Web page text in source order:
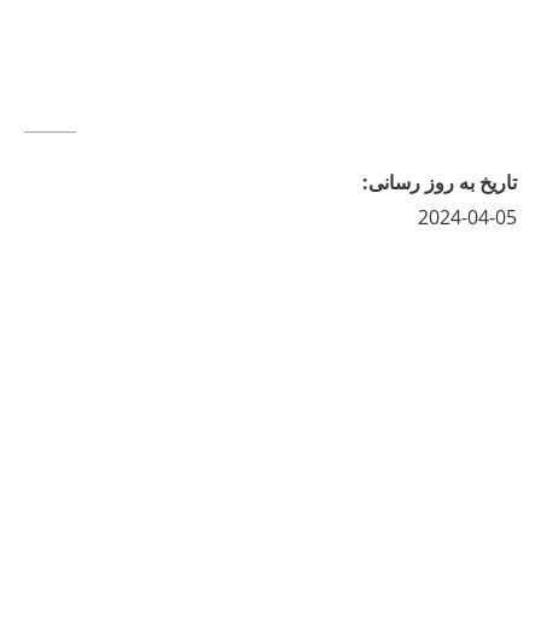
تاريخ به روز رسانى:
2024-04-05